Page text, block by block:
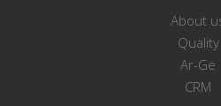
About
Quality
Ar-Ge
CRM